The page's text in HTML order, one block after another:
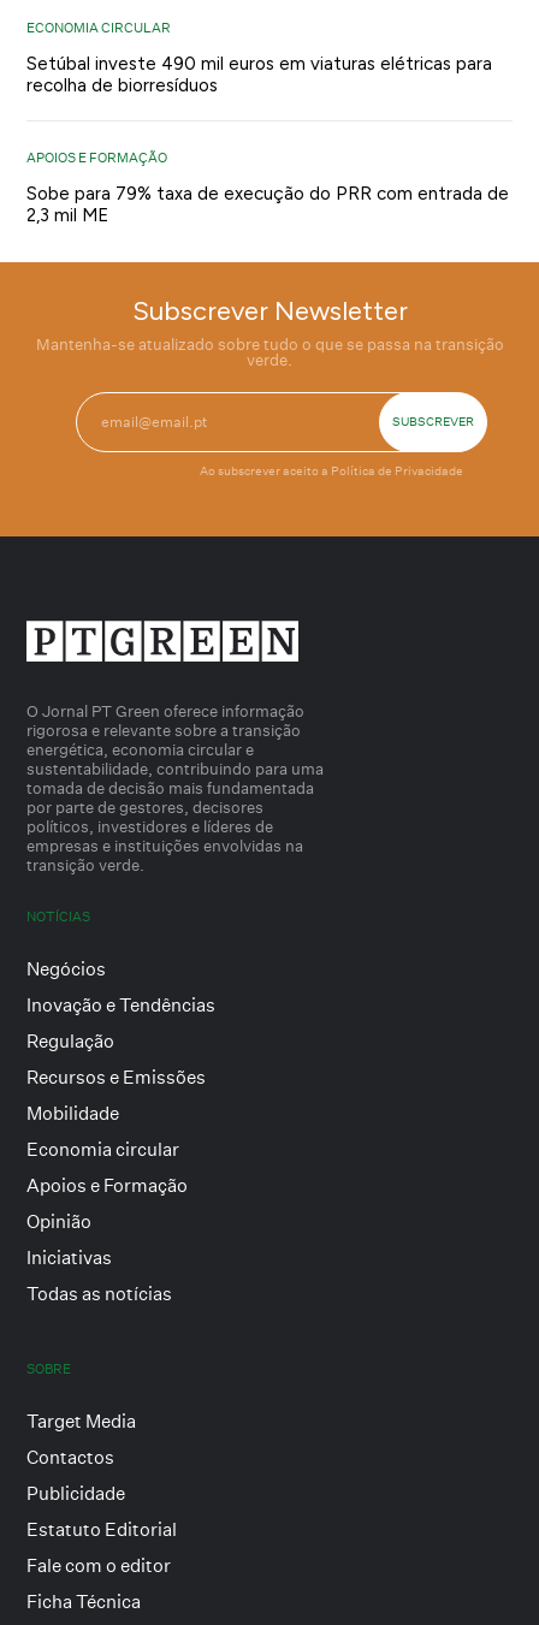
ECONOMIA CIRCULAR
Setúbal investe 490 mil euros em viaturas elétricas para
recolha de biorresíduos
APOIOS E FORMAÇÃO
Sobe para 79% taxa de execução do PRR com entrada de
2,3 mil ME
Subscrever Newsletter
Mantenha-se atualizado sobre tudo o que se passa na transição
verde.
Ao subscrever aceito a Política de Privacidade
O Jornal PT Green oferece informação
rigorosa e relevante sobre a transição
energética, economia circular e
sustentabilidade, contribuindo para uma
tomada de decisão mais fundamentada
por parte de gestores, decisores
políticos, investidores e líderes de
empresas e instituições envolvidas na
transição verde.
NOTÍCIAS
Negócios
Inovação e Tendências
Regulação
Recursos e Emissões
Mobilidade
Economia circular
Apoios e Formação
Opinião
Iniciativas
Todas as notícias
SOBRE
Target Media
Contactos
Publicidade
Estatuto Editorial
Fale com o editor
Ficha Técnica